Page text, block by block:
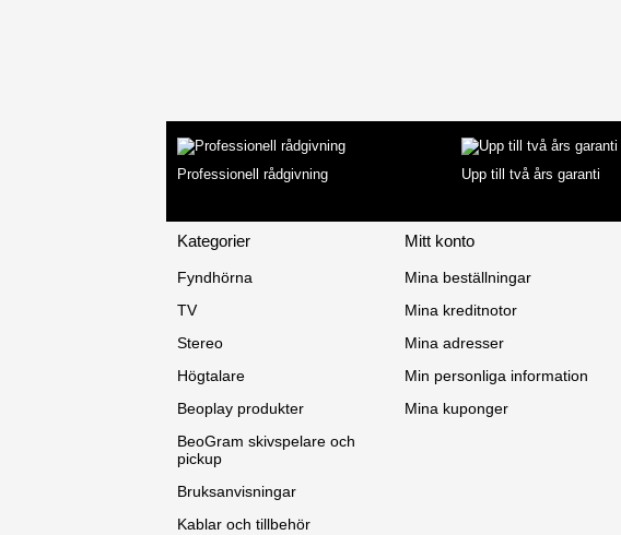
Professionell rådgivning Upp till två års garanti
Kategorier
Fyndhörna
TV
Stereo
Högtalare
Beoplay produkter
BeoGram skivspelare och
pickup
Bruksanvisningar
Kablar och tillbehör
Mitt konto
Mina beställningar
Mina kreditnotor
Mina adresser
Min personliga information
Mina kuponger